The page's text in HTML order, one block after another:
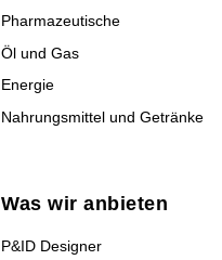
Pharmazeutische
Öl und Gas
Energie
Nahrungsmittel und Getränke
Was wir anbieten
P&ID Designer